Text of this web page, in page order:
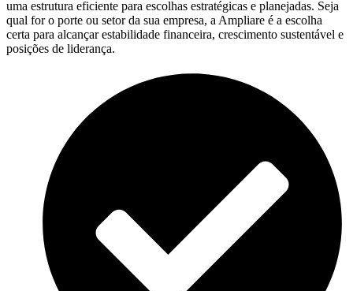
uma estrutura eficiente para escolhas estratégicas e planejadas. Seja
qual for o porte ou setor da sua empresa, a Ampliare é a escolha
certa para alcançar estabilidade financeira, crescimento sustentável e
posições de liderança.